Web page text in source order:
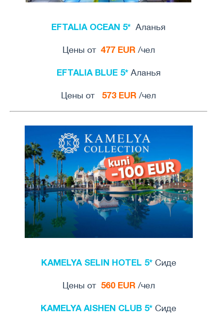
EFTALIA OCEAN 5* Аланья
Цены от 477 EUR /чел
EFTALIA BLUE 5*Aланья
Цены от 573 EUR /чел
KAMELYA SELIN HOTEL 5*Сиде
Цены от 560 EUR /чел
KAMELYA AISHEN CLUB 5* Сиде